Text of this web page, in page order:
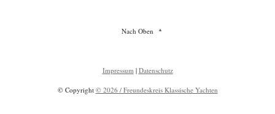
Nach Oben
Impressum | Datenschutz
© Copyright © 2026 / Freundeskreis Klassische Yachten